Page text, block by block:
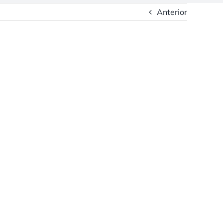
Anterior